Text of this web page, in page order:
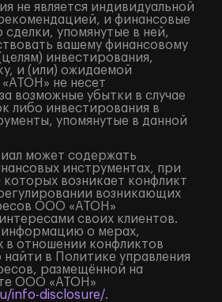
не является индивидуальной
и финансовые
упомянутые в ней,
вашему финансовому
инвестирования,
и (или) ожидаемой
не несет
возможные убытки в случае
либо инвестирования в
упомянутые в данной
может содержать
инструментах, при
возникает конфликт
возникающих
ООО «АТОН»
своих клиентов.
о мерах,
отношении конфликтов
в Политике управления
размещённой на
ООО «АТОН»
info-disclosure/.